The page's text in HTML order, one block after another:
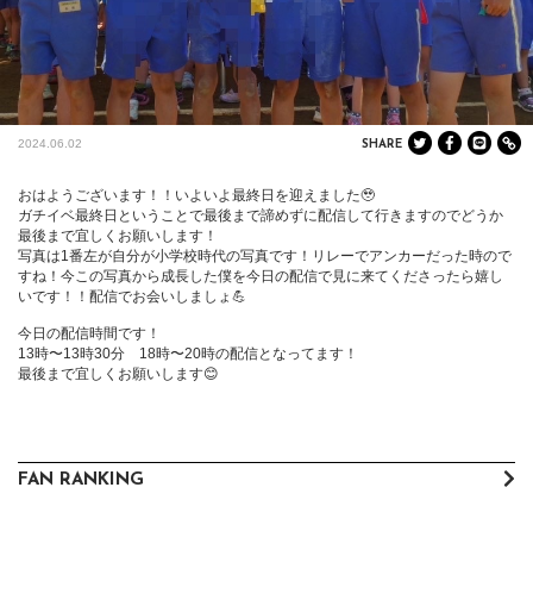
2024.06.02 SHARE
おはようございます！！いよいよ最終日を迎えました🥹
ガチイベ最終日ということで最後まで諦めずに配信して行きますのでどうか
最後まで宜しくお願いします！
写真は1番左が自分が小学校時代の写真です！リレーでアンカーだった時ので
すね！今この写真から成長した僕を今日の配信で見に来てくださったら嬉し
いです！！配信でお会いしましょ💪
今日の配信時間です！
13時〜13時30分    18時〜20時の配信となってます！
最後まで宜しくお願いします😊
FAN RANKING